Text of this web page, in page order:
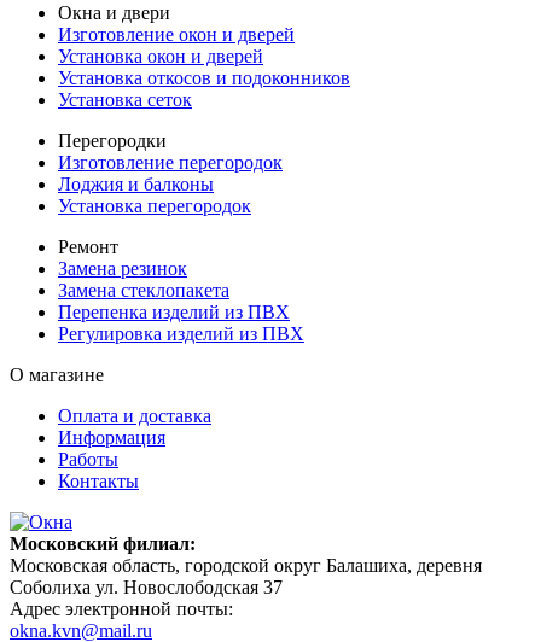
Окна и двери
Изготовление окон и дверей
Установка окон и дверей
Установка откосов и подоконников
Установка сеток
Перегородки
Изготовление перегородок
Лоджия и балконы
Установка перегородок
Ремонт
Замена резинок
Замена стеклопакета
Перепенка изделий из ПВХ
Регулировка изделий из ПВХ
О магазине
Оплата и доставка
Информация
Работы
Контакты
Московский филиал:
Московская область, городской округ Балашиха, деревня
Соболиха ул. Новослободская 37
Адрес электронной почты:
okna.kvn@mail.ru